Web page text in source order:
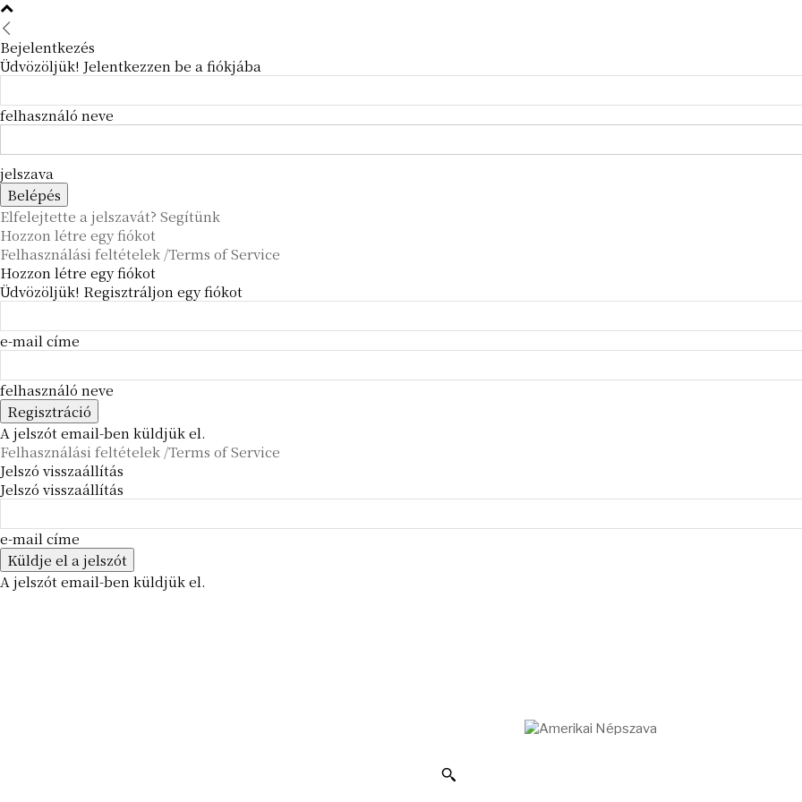
Bejelentkezés
Üdvözöljük! Jelentkezzen be a fiókjába
felhasználó neve
jelszava
Elfelejtette a jelszavát? Segítünk
Hozzon létre egy fiókot
Felhasználási feltételek /Terms of Service
Hozzon létre egy fiókot
Üdvözöljük! Regisztráljon egy fiókot
e-mail címe
felhasználó neve
A jelszót email-ben küldjük el.
Felhasználási feltételek /Terms of Service
Jelszó visszaállítás
Jelszó visszaállítás
e-mail címe
A jelszót email-ben küldjük el.